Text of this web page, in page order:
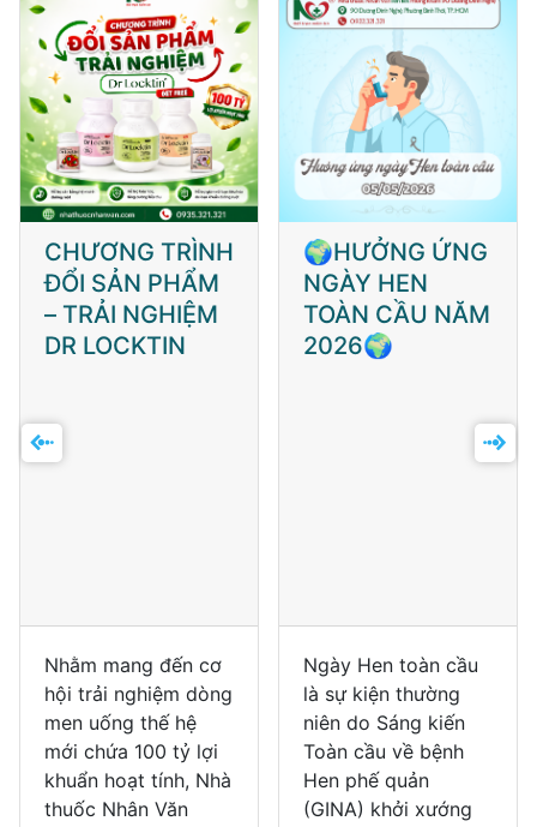
CHƯƠNG TRÌNH
ĐỔI SẢN PHẨM
– TRẢI NGHIỆM
DR LOCKTIN
Nhằm mang đến cơ
hội trải nghiệm dòng
men uống thế hệ
mới chứa 100 tỷ lợi
khuẩn hoạt tính, Nhà
thuốc Nhân Văn
🌍HƯỞNG ỨNG
NGÀY HEN
TOÀN CẦU NĂM
2026🌍
Ngày Hen toàn cầu
là sự kiện thường
niên do Sáng kiến
Toàn cầu về bệnh
Hen phế quản
(GINA) khởi xướng